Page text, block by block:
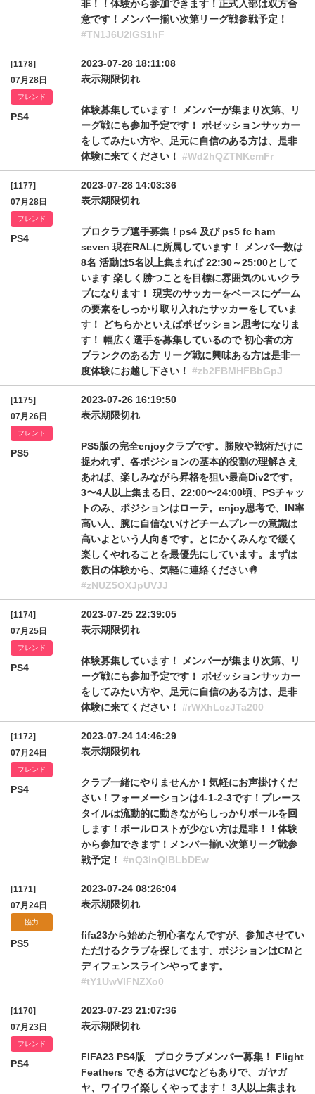
非！！体験から参加できます！正式入部は双方合
意です！メンバー揃い次第リーグ戦参戦予定！
#TN1J6U2lGS1hF
[1178]
07月28日
フレンド
PS4
2023-07-28 18:11:08
表示期限切れ
体験募集しています！ メンバーが集まり次第、リ
ーグ戦にも参加予定です！ ポゼッションサッカー
をしてみたい方や、足元に自信のある方は、是非
体験に来てください！ #Wd2hQZTNKcmFr
[1177]
07月28日
フレンド
PS4
2023-07-28 14:03:36
表示期限切れ
プロクラブ選手募集！ps4 及び ps5 fc ham
seven 現在RALに所属しています！ メンバー数は
8名 活動は5名以上集まれば 22:30～25:00として
います 楽しく勝つことを目標に雰囲気のいいクラ
ブになります！ 現実のサッカーをベースにゲーム
の要素をしっかり取り入れたサッカーをしていま
す！ どちらかといえばポゼッション思考になりま
す！ 幅広く選手を募集しているので 初心者の方
ブランクのある方 リーグ戦に興味ある方は是非一
度体験にお越し下さい！ #zb2FBMHFBbGpJ
[1175]
07月26日
フレンド
PS5
2023-07-26 16:19:50
表示期限切れ
PS5版の完全enjoyクラブです。勝敗や戦術だけに
捉われず、各ポジションの基本的役割の理解さえ
あれば、楽しみながら昇格を狙い最高Div2です。
3〜4人以上集まる日、22:00〜24:00頃、PSチャッ
トのみ、ポジションはローテ。enjoy思考で、IN率
高い人、腕に自信ないけどチームプレーの意識は
高いよという人向きです。とにかくみんなで緩く
楽しくやれることを最優先にしています。まずは
数日の体験から、気軽に連絡ください🤚
#zNUZ5OXJpUVJJ
[1174]
07月25日
フレンド
PS4
2023-07-25 22:39:05
表示期限切れ
体験募集しています！ メンバーが集まり次第、リ
ーグ戦にも参加予定です！ ポゼッションサッカー
をしてみたい方や、足元に自信のある方は、是非
体験に来てください！ #rWXhLczJTa200
[1172]
07月24日
フレンド
PS4
2023-07-24 14:46:29
表示期限切れ
クラブ一緒にやりませんか！気軽にお声掛けくだ
さい！フォーメーションは4-1-2-3です！プレース
タイルは流動的に動きながらしっかりボールを回
します！ボールロストが少ない方は是非！！体験
から参加できます！メンバー揃い次第リーグ戦参
戦予定！ #nQ3lnQlBLbDEw
[1171]
07月24日
協力
PS5
2023-07-24 08:26:04
表示期限切れ
fifa23から始めた初心者なんですが、参加させてい
ただけるクラブを探してます。ポジションはCMと
ディフェンスラインやってます。
#tY1UwVlFNZXo0
[1170]
07月23日
フレンド
PS4
2023-07-23 21:07:36
表示期限切れ
FIFA23 PS4版 プロクラブメンバー募集！ Flight
Feathers できる方はVCなどもありで、ガヤガ
ヤ、ワイワイ楽しくやってます！ 3人以上集まれ